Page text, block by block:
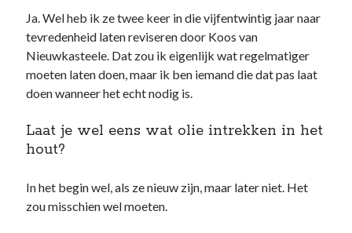
Ja. Wel heb ik ze twee keer in die vijfentwintig jaar naar
tevredenheid laten reviseren door Koos van
Nieuwkasteele. Dat zou ik eigenlijk wat regelmatiger
moeten laten doen, maar ik ben iemand die dat pas laat
doen wanneer het echt nodig is.
Laat je wel eens wat olie intrekken in het
hout?
In het begin wel, als ze nieuw zijn, maar later niet. Het
zou misschien wel moeten.